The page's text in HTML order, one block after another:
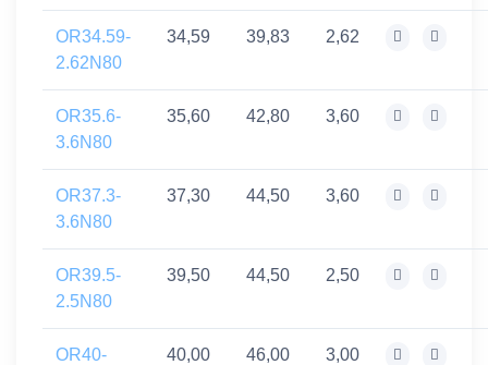
OR34.59-
2.62N80
34,59 39,83 2,62
OR35.6-
3.6N80
35,60 42,80 3,60
OR37.3-
3.6N80
37,30 44,50 3,60
OR39.5-
2.5N80
39,50 44,50 2,50
OR40-
40,00 46,00 3,00